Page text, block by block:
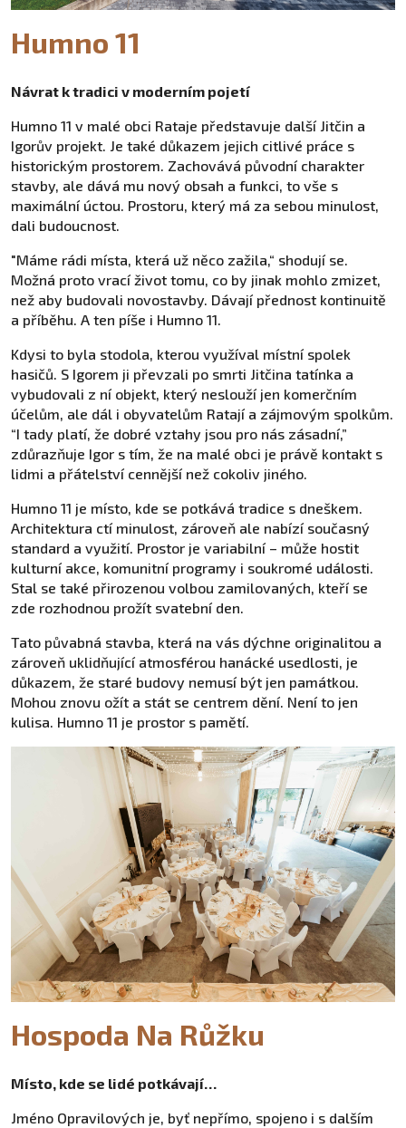
Humno 11
Návrat k tradici v moderním pojetí
Humno 11 v malé obci Rataje představuje další Jitčin a
Igorův projekt. Je také důkazem jejich citlivé práce s
historickým prostorem. Zachovává původní charakter
stavby, ale dává mu nový obsah a funkci, to vše s
maximální úctou. Prostoru, který má za sebou minulost,
dali budoucnost.
"Máme rádi místa, která už něco zažila,“ shodují se.
Možná proto vrací život tomu, co by jinak mohlo zmizet,
než aby budovali novostavby. Dávají přednost kontinuitě
a příběhu. A ten píše i Humno 11.
Kdysi to byla stodola, kterou využíval místní spolek
hasičů. S Igorem ji převzali po smrti Jitčina tatínka a
vybudovali z ní objekt, který neslouží jen komerčním
účelům, ale dál i obyvatelům Ratají a zájmovým spolkům.
“I tady platí, že dobré vztahy jsou pro nás zásadní,”
zdůrazňuje Igor s tím, že na malé obci je právě kontakt s
lidmi a přátelství cennější než cokoliv jiného.
Humno 11 je místo, kde se potkává tradice s dneškem.
Architektura ctí minulost, zároveň ale nabízí současný
standard a využití. Prostor je variabilní – může hostit
kulturní akce, komunitní programy i soukromé události.
Stal se také přirozenou volbou zamilovaných, kteří se
zde rozhodnou prožít svatební den.
Tato půvabná stavba, která na vás dýchne originalitou a
zároveň uklidňující atmosférou hanácké usedlosti, je
důkazem, že staré budovy nemusí být jen památkou.
Mohou znovu ožít a stát se centrem dění. Není to jen
kulisa. Humno 11 je prostor s pamětí.
Hospoda Na Růžku
Místo, kde se lidé potkávají…
Jméno Opravilových je, byť nepřímo, spojeno i s dalším